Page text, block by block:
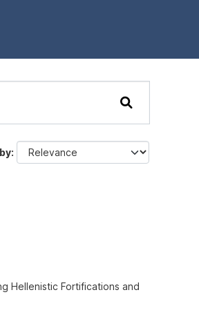
Hellenistic Fortifications and